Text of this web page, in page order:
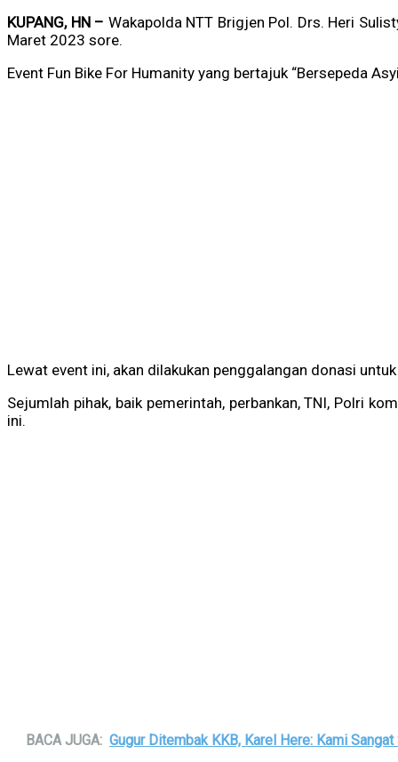
KUPANG, HN – Wakapolda NTT Brigjen Pol. Drs. Heri
Maret 2023 sore.
Event Fun Bike For Humanity yang bertajuk “Bersepeda
Lewat event ini, akan dilakukan penggalangan donasi
Sejumlah pihak, baik pemerintah, perbankan, TNI, Polri
ini.
BACA JUGA: Gugur Ditembak KKB, Karel Here: Kami